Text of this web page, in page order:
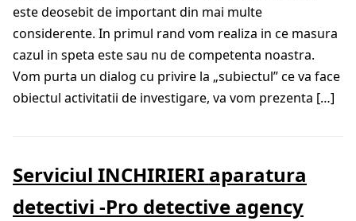
este deosebit de important din mai multe
considerente. In primul rand vom realiza in ce masura
cazul in speta este sau nu de competenta noastra.
Vom purta un dialog cu privire la „subiectul” ce va face
obiectul activitatii de investigare, va vom prezenta […]
Serviciul INCHIRIERI aparatura
detectivi -Pro detective agency